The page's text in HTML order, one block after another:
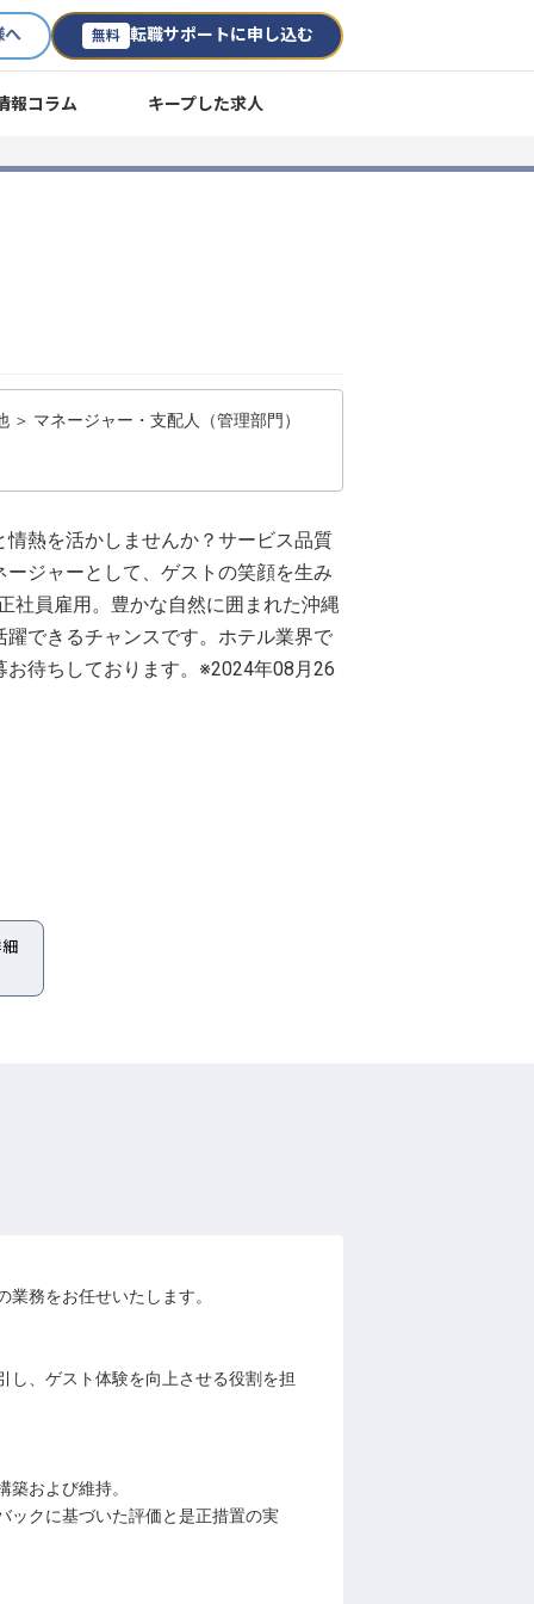
へ 無料 転職サポートに申し込む
報コラム キープした求人
＞ マネージャー・支配人（管理部門）
熱を活かしませんか？サービス品質
ジャーとして、ゲストの笑顔を生み
社員雇用。豊かな自然に囲まれた沖縄
できるチャンスです。ホテル業界で
待ちしております。※2024年08月26
務をお任せいたします。
し、ゲスト体験を向上させる役割を担
および維持。
ックに基づいた評価と是正措置の実